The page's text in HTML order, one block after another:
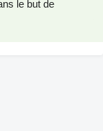
le but de